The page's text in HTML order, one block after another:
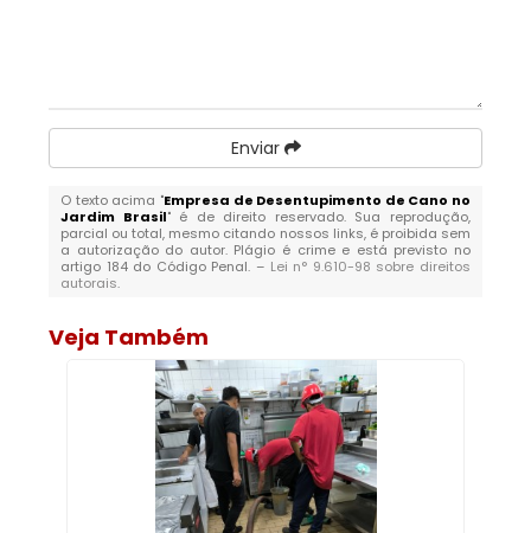
Enviar
O texto acima "Empresa de Desentupimento de Cano no
Jardim Brasil" é de direito reservado. Sua reprodução,
parcial ou total, mesmo citando nossos links, é proibida sem
a autorização do autor. Plágio é crime e está previsto no
artigo 184 do Código Penal. – Lei n° 9.610-98 sobre direitos
autorais.
Veja Também